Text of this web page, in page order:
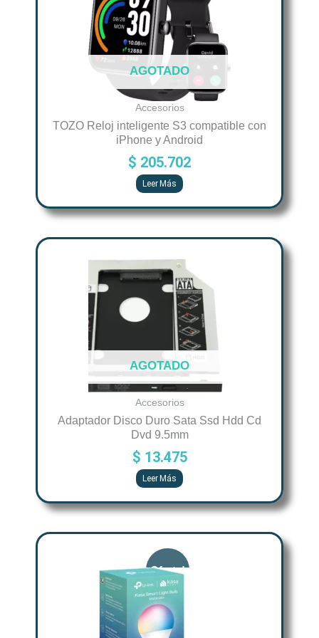
AGOTADO
Accesorios
TOZO Reloj inteligente S3 compatible con
iPhone y Android
$ 205.702
Leer Más
AGOTADO
Accesorios
Adaptador Disco Duro Sata Ssd Hdd Cd
Dvd 9.5mm
$ 13.475
Leer Más
price
was:
$ 79.900.